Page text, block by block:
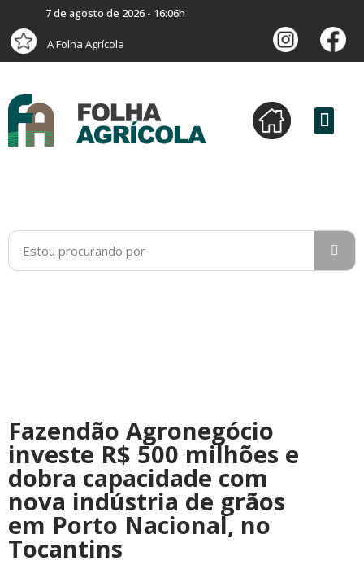
7 de agosto de 2026 - 16:06h
A Folha Agrícola
Fazendão Agronegócio
investe R$ 500 milhões e
dobra capacidade com
nova indústria de grãos
em Porto Nacional, no
Tocantins